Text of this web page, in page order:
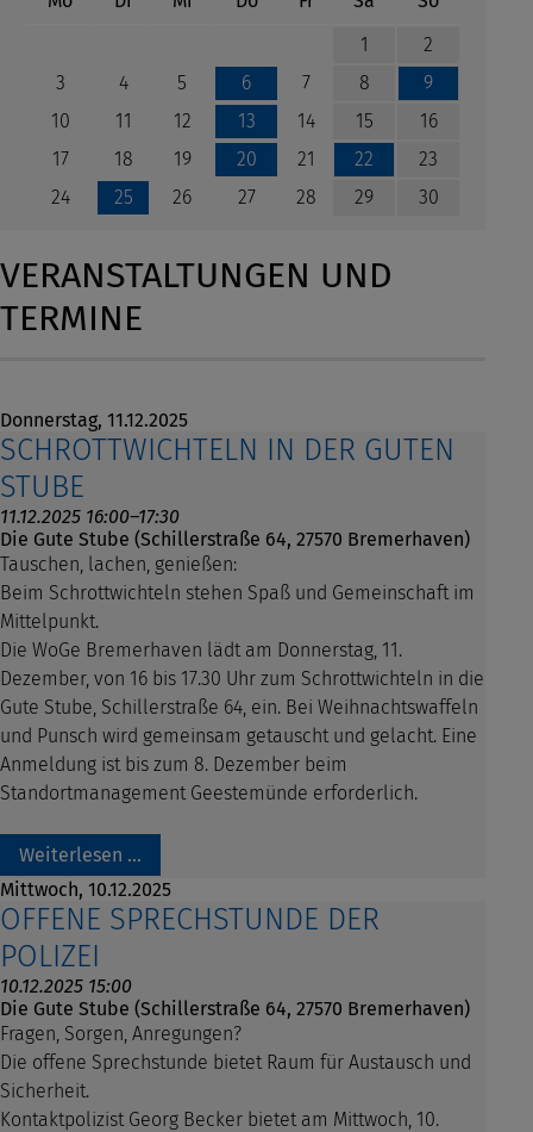
1
2
3
4 5 6 7 8
9
10
11 12 13 14 15
16
17
18 19 20 21 22
23
24
25 26 27 28 29 30
VERANSTALTUNGEN UND
TERMINE
Donnerstag, 11.12.2025
SCHROTTWICHTELN IN DER GUTEN
STUBE
11.12.2025 16:00–17:30
Die Gute Stube (Schillerstraße 64, 27570 Bremerhaven)
Tauschen, lachen, genießen:
Beim Schrottwichteln stehen Spaß und Gemeinschaft im
Mittelpunkt.
Die WoGe Bremerhaven lädt am Donnerstag, 11.
Dezember, von 16 bis 17.30 Uhr zum Schrottwichteln in die
Gute Stube, Schillerstraße 64, ein. Bei Weihnachtswaffeln
und Punsch wird gemeinsam getauscht und gelacht. Eine
Anmeldung ist bis zum 8. Dezember beim
Standortmanagement Geestemünde erforderlich.
Weiterlesen …
Mittwoch, 10.12.2025
OFFENE SPRECHSTUNDE DER
POLIZEI
10.12.2025 15:00
Die Gute Stube (Schillerstraße 64, 27570 Bremerhaven)
Fragen, Sorgen, Anregungen?
Die offene Sprechstunde bietet Raum für Austausch und
Sicherheit.
Kontaktpolizist Georg Becker bietet am Mittwoch, 10.